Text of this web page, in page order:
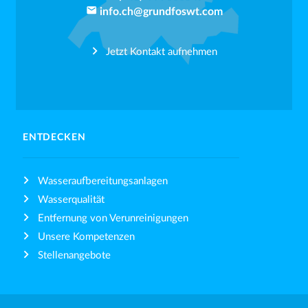
email info.ch@grundfoswt.com
Jetzt Kontakt aufnehmen
ENTDECKEN
Wasseraufbereitungsanlagen
Wasserqualität
Entfernung von Verunreinigungen
Unsere Kompetenzen
Stellenangebote